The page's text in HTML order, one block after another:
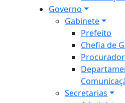
Governo
Gabinete
Prefeito
Chefia de
Secretarias